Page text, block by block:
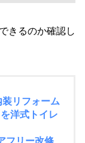
きるのか確認し
リフォーム
洋式トイレ
フリー改修